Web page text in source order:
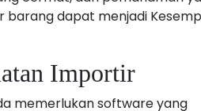
barang dapat menjadi
Importir
memerlukan software yang